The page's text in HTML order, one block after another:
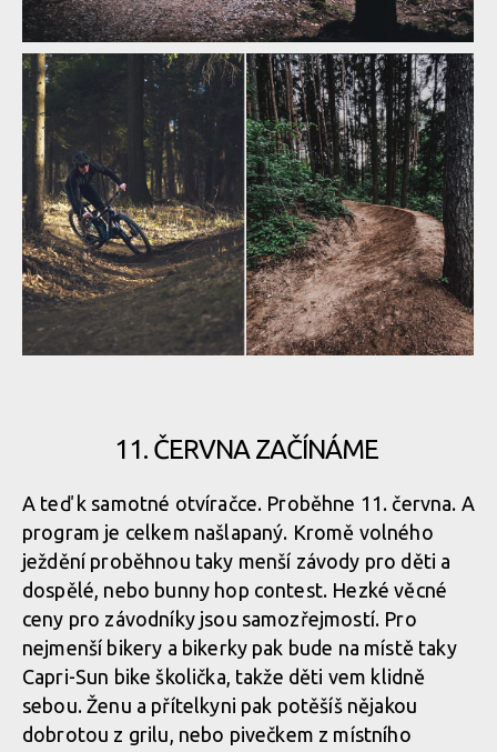
Otvíračka: Slavex trails, nový trail park na Zlínsku zahajuje 11.
června
11. ČERVNA ZAČÍNÁME
A teď k samotné otvíračce. Proběhne 11. června. A
program je celkem našlapaný. Kromě volného
ježdění proběhnou taky menší závody pro děti a
dospělé, nebo bunny hop contest. Hezké věcné
ceny pro závodníky jsou samozřejmostí. Pro
nejmenší bikery a bikerky pak bude na místě taky
Capri-Sun bike školička, takže děti vem klidně
sebou. Ženu a přítelkyni pak potěšíš nějakou
dobrotou z grilu, nebo pivečkem z místního